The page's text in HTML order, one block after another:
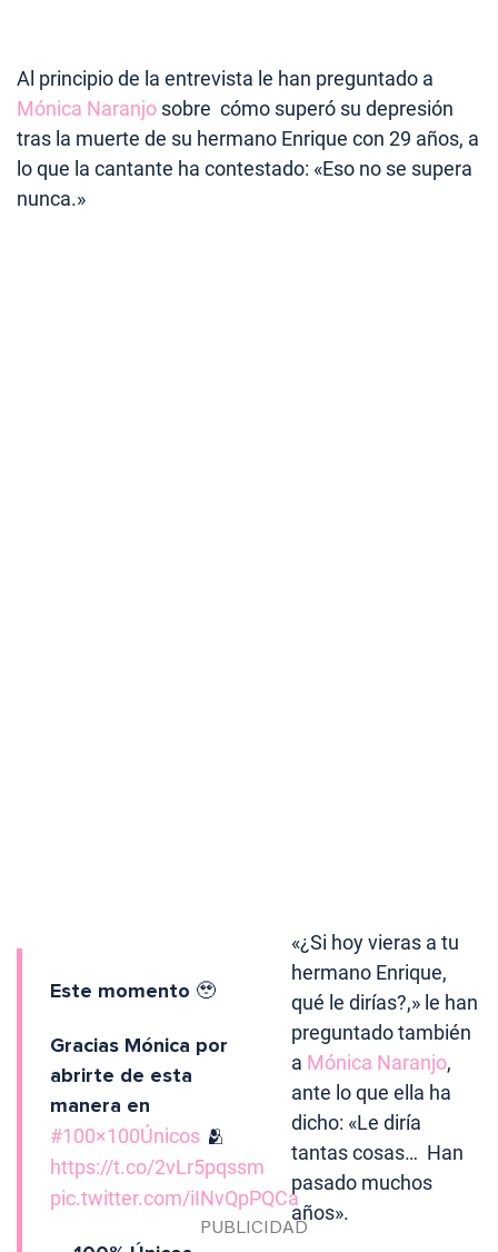
Al principio de la entrevista le han preguntado a
Mónica Naranjo sobre cómo superó su depresión
tras la muerte de su hermano Enrique con 29 años, a
lo que la cantante ha contestado: «Eso no se supera
nunca.»
Este momento 🥹
Gracias Mónica por
abrirte de esta
manera en
#100×100Únicos 🫂
https://t.co/2vLr5pqssm
pic.twitter.com/iINvQpPQCa
«¿Si hoy vieras a tu
hermano Enrique,
qué le dirías?,» le han
preguntado también
a Mónica Naranjo,
ante lo que ella ha
dicho: «Le diría
tantas cosas… Han
pasado muchos
años».